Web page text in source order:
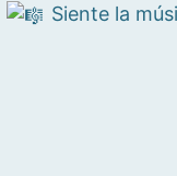
Siente la